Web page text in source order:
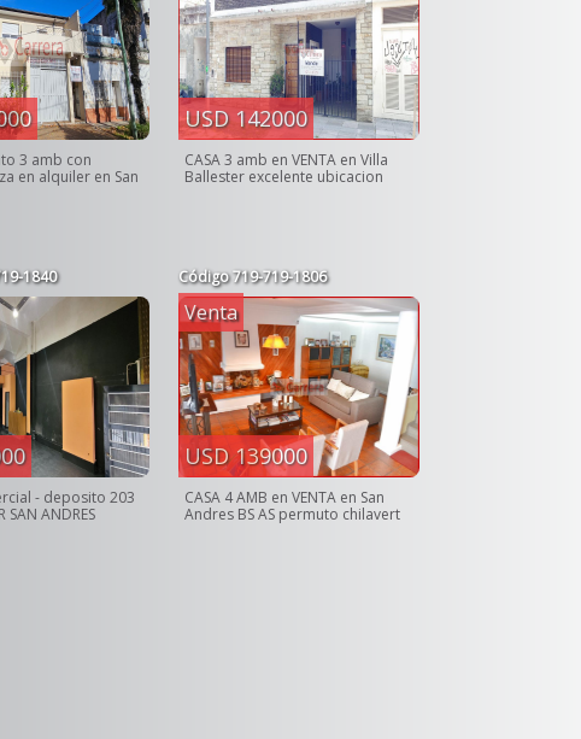
3 amb con
en alquiler en San
USD 142000
CASA 3 amb en VENTA en Villa
Ballester excelente ubicacion
1840
- deposito 203
SAN ANDRES
Código719-719-1806
Venta
USD 139000
CASA 4 AMB en VENTA en San
Andres BS AS permuto chilavert